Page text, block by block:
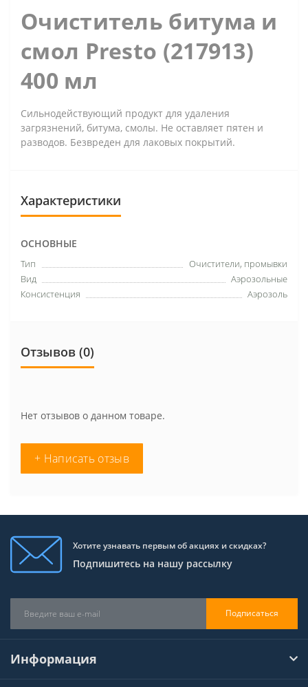
Очиститель битума и
смол Presto (217913)
400 мл
Сильнодействующий продукт для удаления
загрязнений, битума, смолы. Не оставляет пятен и
разводов. Безвреден для лаковых покрытий.
Характеристики
ОСНОВНЫЕ
Тип
Очистители, промывки
Вид
Аэрозольные
Консистенция
Аэрозоль
Отзывов (0)
Нет отзывов о данном товаре.
+ Написать отзыв
Хотите узнавать первым об акциях и скидках?
Подпишитесь на нашу рассылку
Подписаться
Информация